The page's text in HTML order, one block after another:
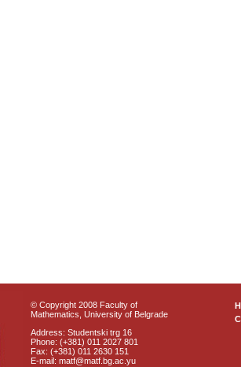
© Copyright 2008 Faculty of
Mathematics, University of Belgrade
Address: Studentski trg 16
Phone: (+381) 011 2027 801
Fax: (+381) 011 2630 151
E-mail: matf@matf.bg.ac.yu